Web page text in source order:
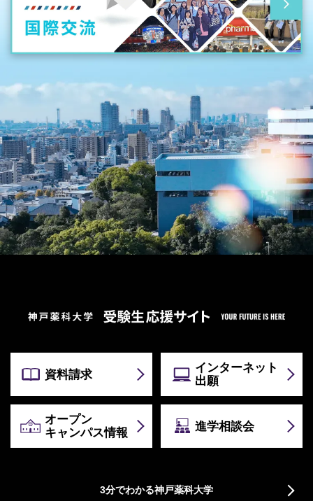
資料請求
インターネット
出願
オープン
キャンパス情報
進学相談会
3分でわかる神戸薬科大学